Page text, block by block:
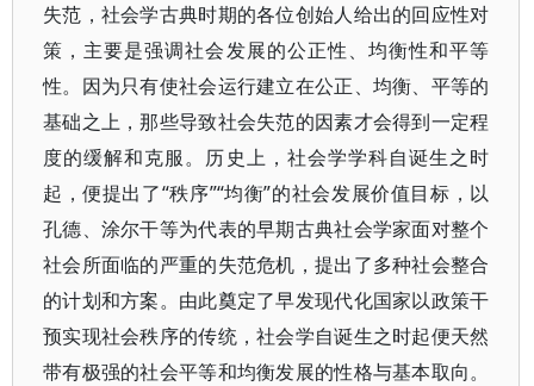
失范，社会学古典时期的各位创始人给出的回应性对
策，主要是强调社会发展的公正性、均衡性和平等
性。因为只有使社会运行建立在公正、均衡、平等的
基础之上，那些导致社会失范的因素才会得到一定程
度的缓解和克服。历史上，社会学学科自诞生之时
起，便提出了“秩序”“均衡”的社会发展价值目标，以
孔德、涂尔干等为代表的早期古典社会学家面对整个
社会所面临的严重的失范危机，提出了多种社会整合
的计划和方案。由此奠定了早发现代化国家以政策干
预实现社会秩序的传统，社会学自诞生之时起便天然
带有极强的社会平等和均衡发展的性格与基本取向。